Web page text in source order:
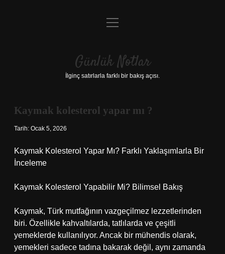
Anasayfa
Yasal Uyarı
menüyü
Günlük Notlar
İlginç satırlarla farklı bir bakış açısı.
Kaymak kolesterol yapar mı ?
Tarih: Ocak 5, 2026
Kaymak Kolesterol Yapar Mı? Farklı Yaklaşımlarla Bir
İnceleme
Kaymak Kolesterol Yapabilir Mi? Bilimsel Bakış
Kaymak, Türk mutfağının vazgeçilmez lezzetlerinden
biri. Özellikle kahvaltılarda, tatlılarda ve çeşitli
yemeklerde kullanılıyor. Ancak bir mühendis olarak,
yemekleri sadece tadına bakarak değil, aynı zamanda